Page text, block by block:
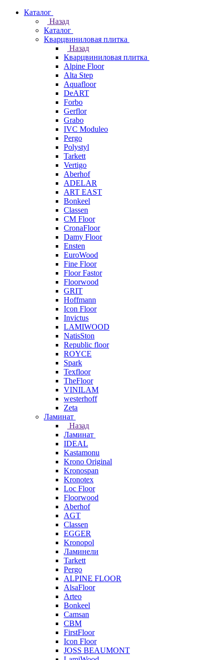
Каталог
Назад
Каталог
Кварцвиниловая плитка
Назад
Кварцвиниловая плитка
Alpine Floor
Alta Step
Aquafloor
DeART
Forbo
Gerflor
Grabo
IVC Moduleo
Pergo
Polystyl
Tarkett
Vertigo
Aberhof
ADELAR
ART EAST
Bonkeel
Classen
CM Floor
CronaFloor
Damy Floor
Ensten
EuroWood
Fine Floor
Floor Fastor
Floorwood
GRIT
Hoffmann
Icon Floor
Invictus
LAMIWOOD
NatisSton
Republic floor
ROYCE
Spark
Texfloor
TheFloor
VINILAM
westerhoff
Zeta
Ламинат
Назад
Ламинат
IDEAL
Kastamonu
Krono Original
Kronospan
Kronotex
Loc Floor
Floorwood
Aberhof
AGT
Classen
EGGER
Kronopol
Ламинели
Tarkett
Pergo
ALPINE FLOOR
AlsaFloor
Arteo
Bonkeel
Camsan
CBM
FirstFloor
Icon Floor
JOSS BEAUMONT